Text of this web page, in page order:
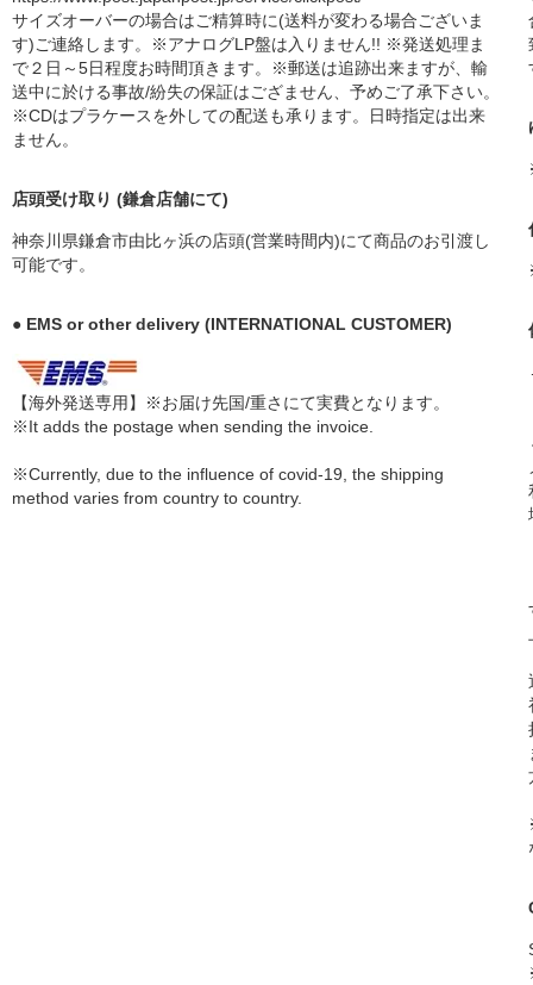
サイズオーバーの場合はご精算時に(送料が変わる場合ございま
す)ご連絡します。※アナログLP盤は入りません!! ※発送処理ま
で２日～5日程度お時間頂きます。※郵送は追跡出来ますが、輸
送中に於ける事故/紛失の保証はござません、予めご了承下さい。
※CDはプラケースを外しての配送も承ります。日時指定は出来
ません。
店頭受け取り (鎌倉店舗にて)
神奈川県鎌倉市由比ヶ浜の店頭(営業時間内)にて商品のお引渡し
可能です。
● EMS or other delivery (INTERNATIONAL CUSTOMER)
【海外発送専用】※お届け先国/重さにて実費となります。
※It adds the postage when sending the invoice.
※Currently, due to the influence of covid-19, the shipping
method varies from country to country.